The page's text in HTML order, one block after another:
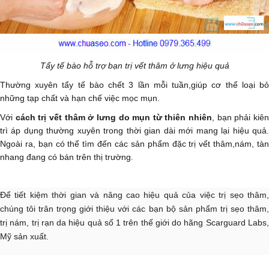
Tẩy tế bào hỗ trợ bạn trị vết thâm ở lưng hiệu quả
Thường xuyên tẩy tế bào chết 3 lần mỗi tuần,giúp cơ thể loại bỏ
những tạp chất và hạn chế việc mọc mụn.
Với cách trị vết thâm ở lưng do mụn từ thiên nhiên , bạn phải kiên
trì áp dụng thường xuyên trong thời gian dài mới mang lại hiệu quả.
Ngoài ra, bạn có thể tìm đến các sản phẩm đặc trị vết thâm,nám, tàn
nhang đang có bán trên thị trường.
Để tiết kiệm thời gian và nâng cao hiệu quả của việc trị sẹo thâm
chúng tôi trân trọng giới thiệu với các bạn bộ sản phẩm trị sẹo thâm,
trị nám, trị rạn da hiệu quả số 1 trên thế giới do hãng Scarguard Labs,
Mỹ sản xuất.